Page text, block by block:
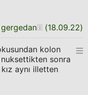
gergedan (18.09.22)
kolon
sonra
aynı illetten